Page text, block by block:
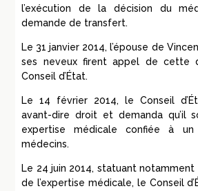
l’exécution de la décision du
demande de transfert.
Le 31 janvier 2014, l’épouse de
ses neveux firent appel de cette
Conseil d’État.
Le 14 février 2014, le Conseil
avant-dire droit et demanda qu’il
expertise médicale confiée à
médecins.
Le 24 juin 2014, statuant
de l’expertise médicale, le Conseil